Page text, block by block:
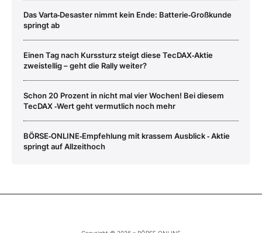
Das Varta‑Desaster nimmt kein Ende: Batterie‑Großkunde
springt ab
Einen Tag nach Kurssturz steigt diese TecDAX‑Aktie
zweistellig – geht die Rally weiter?
Schon 20 Prozent in nicht mal vier Wochen! Bei diesem
TecDAX ‑Wert geht vermutlich noch mehr
BÖRSE‑ONLINE‑Empfehlung mit krassem Ausblick ‑ Aktie
springt auf Allzeithoch